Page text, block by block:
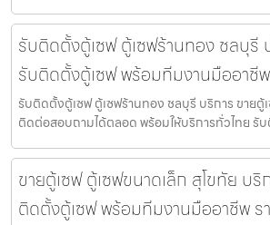
รับติดตั้งตู้เซฟ ตู้เซฟร้านทอง ชลบุรี
รับติดตั้งตู้เซฟ พร้อมทีมงานมืออาชี
รับติดตั้งตู้เซฟ ตู้เซฟร้านทอง ชลบุรี บริการ ขาย
ติดต่อสอบถามได้ตลอด พร้อมให้บริการทั่วไทย รั
ขายตู้เซฟ ตู้เซฟขนาดเล็ก สุโขทัย บริ
ติดตั้งตู้เซฟ พร้อมทีมงานมืออาชีพ ร